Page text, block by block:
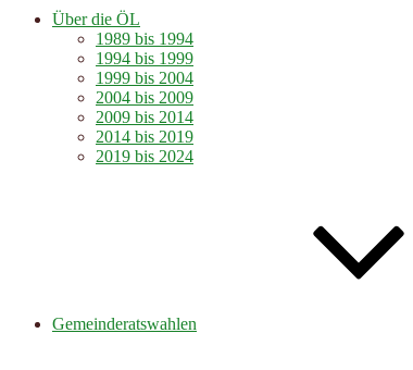
Über die ÖL
1989 bis 1994
1994 bis 1999
1999 bis 2004
2004 bis 2009
2009 bis 2014
2014 bis 2019
2019 bis 2024
Gemeinderatswahlen